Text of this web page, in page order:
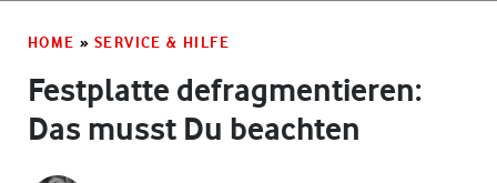
HOME » SERVICE & HILFE
Festplatte defragmentieren:
Das musst Du beachten